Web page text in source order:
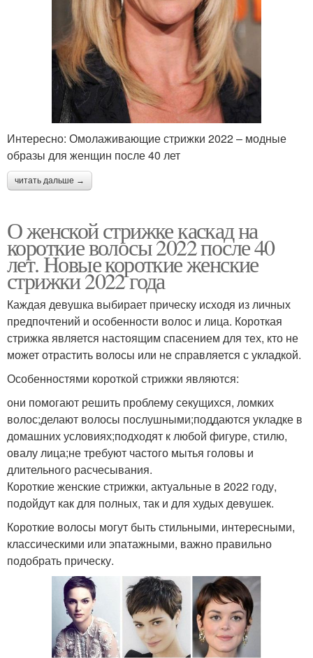
Интересно: Омолаживающие стрижки 2022 – модные
образы для женщин после 40 лет
читать дальше →
О женской стрижке каскад на
короткие волосы 2022 после 40
лет. Новые короткие женские
стрижки 2022 года
Каждая девушка выбирает прическу исходя из личных
предпочтений и особенности волос и лица. Короткая
стрижка является настоящим спасением для тех, кто не
может отрастить волосы или не справляется с укладкой.
Особенностями короткой стрижки являются:
они помогают решить проблему секущихся, ломких
волос;делают волосы послушными;поддаются укладке в
домашних условиях;подходят к любой фигуре, стилю,
овалу лица;не требуют частого мытья головы и
длительного расчесывания.
Короткие женские стрижки, актуальные в 2022 году,
подойдут как для полных, так и для худых девушек.
Короткие волосы могут быть стильными, интересными,
классическими или эпатажными, важно правильно
подобрать прическу.